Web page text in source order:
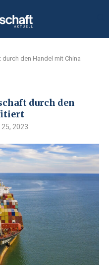
den Handel mit China
durch den
25, 2023